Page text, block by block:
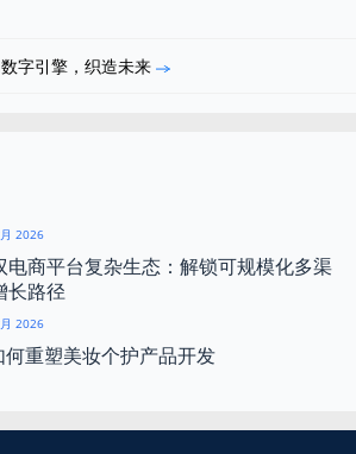
字引擎，织造未来
2026
电商平台复杂生态：解锁可规模化多渠
长路径
2026
何重塑美妆个护产品开发